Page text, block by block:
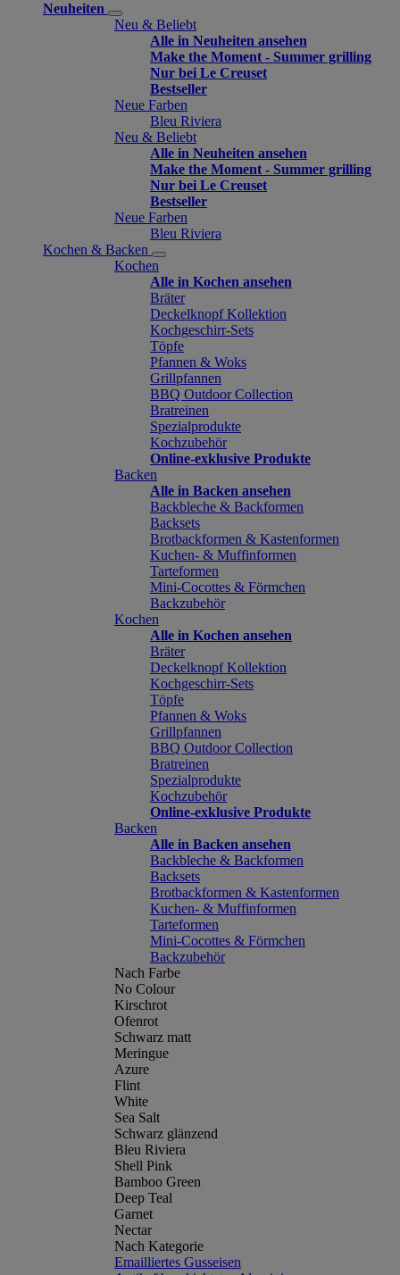
Neuheiten
Neu & Beliebt
Alle in Neuheiten ansehen
Make the Moment - Summer grilling
Nur bei Le Creuset
Bestseller
Neue Farben
Bleu Riviera
Neu & Beliebt
Alle in Neuheiten ansehen
Make the Moment - Summer grilling
Nur bei Le Creuset
Bestseller
Neue Farben
Bleu Riviera
Kochen & Backen
Kochen
Alle in Kochen ansehen
Bräter
Deckelknopf Kollektion
Kochgeschirr-Sets
Töpfe
Pfannen & Woks
Grillpfannen
BBQ Outdoor Collection
Bratreinen
Spezialprodukte
Kochzubehör
Online-exklusive Produkte
Backen
Alle in Backen ansehen
Backbleche & Backformen
Backsets
Brotbackformen & Kastenformen
Kuchen- & Muffinformen
Tarteformen
Mini-Cocottes & Förmchen
Backzubehör
Kochen
Alle in Kochen ansehen
Bräter
Deckelknopf Kollektion
Kochgeschirr-Sets
Töpfe
Pfannen & Woks
Grillpfannen
BBQ Outdoor Collection
Bratreinen
Spezialprodukte
Kochzubehör
Online-exklusive Produkte
Backen
Alle in Backen ansehen
Backbleche & Backformen
Backsets
Brotbackformen & Kastenformen
Kuchen- & Muffinformen
Tarteformen
Mini-Cocottes & Förmchen
Backzubehör
Nach Farbe
No Colour
Kirschrot
Ofenrot
Schwarz matt
Meringue
Azure
Flint
White
Sea Salt
Schwarz glänzend
Bleu Riviera
Shell Pink
Bamboo Green
Deep Teal
Garnet
Nectar
Nach Kategorie
Emailliertes Gusseisen